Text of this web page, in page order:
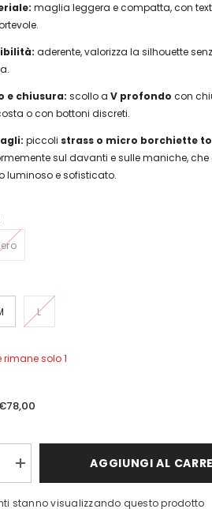
maglia leggera e compatta, con
aderente, valorizza la silhouette
e chiusura: scollo aV profondo con
o con bottoni discreti.
piccoli strass o micro borchiette
sul davanti e sulle maniche,
luminoso e sofisticato.
L
rimane solo 1
Aumenta
quantità
Cardigan
AGGIUNGI AL
stanno visualizzando questo prodotto